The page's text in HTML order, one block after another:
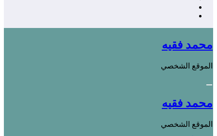
محمد فقيه
الموقع الشخصي
محمد فقيه
الموقع الشخصي